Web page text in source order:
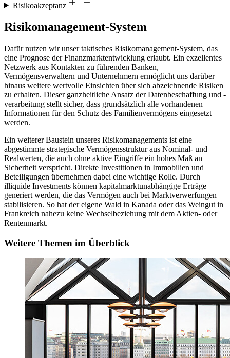
Risikoakzeptanz
Risikomanagement-System
Dafür nutzen wir unser taktisches Risikomanagement-System, das
eine Prognose der Finanzmarktentwicklung erlaubt. Ein exzellentes
Netzwerk aus Kontakten zu führenden Banken,
Vermögensverwaltern und Unternehmern ermöglicht uns darüber
hinaus weitere wertvolle Einsichten über sich abzeichnende Risiken
zu erhalten. Dieser ganzheitliche Ansatz der Datenbeschaffung und -
verarbeitung stellt sicher, dass grundsätzlich alle vorhandenen
Informationen für den Schutz des Familienvermögens eingesetzt
werden.
Ein weiterer Baustein unseres Risikomanagements ist eine
abgestimmte strategische Vermögensstruktur aus Nominal- und
Realwerten, die auch ohne aktive Eingriffe ein hohes Maß an
Sicherheit verspricht. Direkte Investitionen in Immobilien und
Beteiligungen übernehmen dabei eine wichtige Rolle. Durch
illiquide Investments können kapitalmarktunabhängige Erträge
generiert werden, die das Vermögen auch bei Marktverwerfungen
stabilisieren. So hat der eigene Wald in Kanada oder das Weingut in
Frankreich nahezu keine Wechselbeziehung mit dem Aktien- oder
Rentenmarkt.
Weitere Themen im Überblick